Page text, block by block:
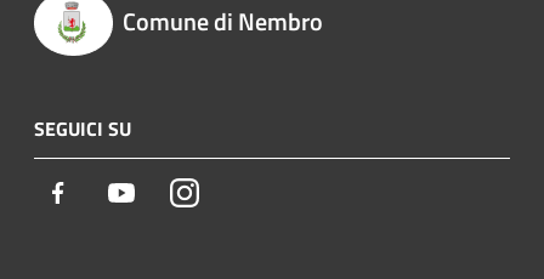
Comune di Nembro
SEGUICI SU
Facebook YoutubeInstagram